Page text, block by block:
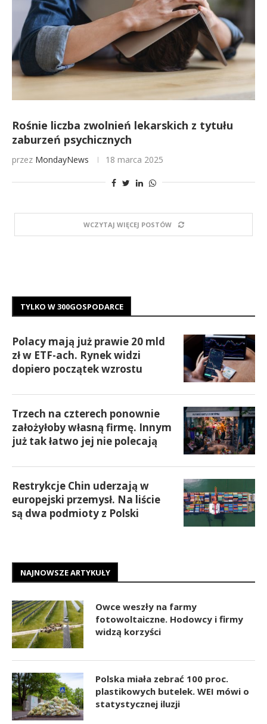
Rośnie liczba zwolnień lekarskich z tytułu
zaburzeń psychicznych
przez MondayNews 18 marca 2025
WCZYTAJ WIĘCEJ POSTÓW
TYLKO W 300GOSPODARCE
Polacy mają już prawie 20 mld
zł w ETF-ach. Rynek widzi
dopiero początek wzrostu
Trzech na czterech ponownie
założyłoby własną firmę. Innym
już tak łatwo jej nie polecają
Restrykcje Chin uderzają w
europejski przemysł. Na liście
są dwa podmioty z Polski
NAJNOWSZE ARTYKUŁY
Owce weszły na farmy
fotowoltaiczne. Hodowcy i firmy
widzą korzyści
Polska miała zebrać 100 proc.
plastikowych butelek. WEI mówi o
statystycznej iluzji